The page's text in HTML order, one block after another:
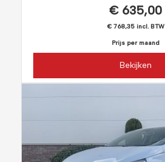
€ 635,00
€ 768,35 incl. BTW
Prijs per maand
Bekijken